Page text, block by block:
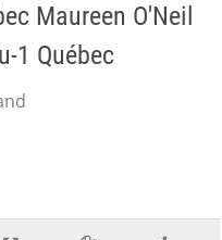
Maureen O'Neil
1 Québec